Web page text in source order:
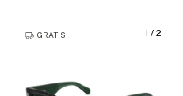
1 / 2
GRATIS